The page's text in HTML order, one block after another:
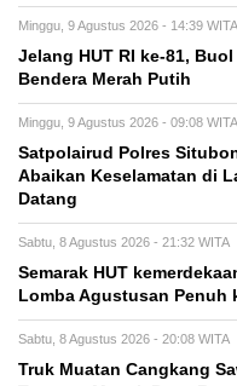
Minggu, 9 Agustus 2026 - 14:39 WITA
Jelang HUT RI ke-81,
Bendera Merah Putih
Minggu, 9 Agustus 2026 - 09:08 WITA
Satpolairud Polres
Abaikan Keselamatan di
Datang
Sabtu, 8 Agustus 2026 - 21:32 WITA
Semarak HUT
Lomba Agustusan Penuh
Sabtu, 8 Agustus 2026 - 20:08 WITA
Truk Muatan Cangkang